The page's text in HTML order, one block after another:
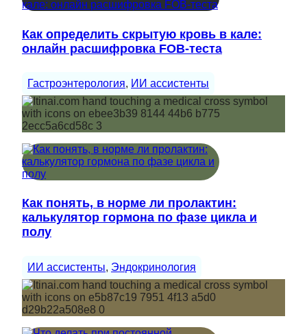
Как определить скрытую кровь в кале:
онлайн расшифровка FOB-теста
Гастроэнтерология, ИИ ассистенты
Как понять, в норме ли пролактин:
калькулятор гормона по фазе цикла и
полу
ИИ ассистенты, Эндокринология